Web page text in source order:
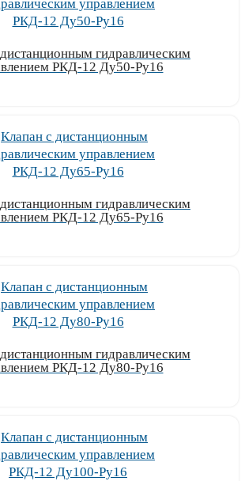
гидравлическим
РКД-12 Ду50-Ру16
гидравлическим
РКД-12 Ду65-Ру16
гидравлическим
РКД-12 Ду80-Ру16